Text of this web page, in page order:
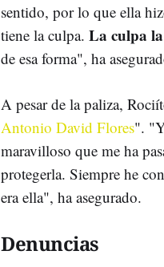
sentido, por lo que ella
tiene la culpa. La culpa
de esa forma", ha
A pesar de la paliza,
Antonio David Flores".
maravilloso que me ha
protegerla. Siempre he
era ella", ha asegurado.
Denuncias